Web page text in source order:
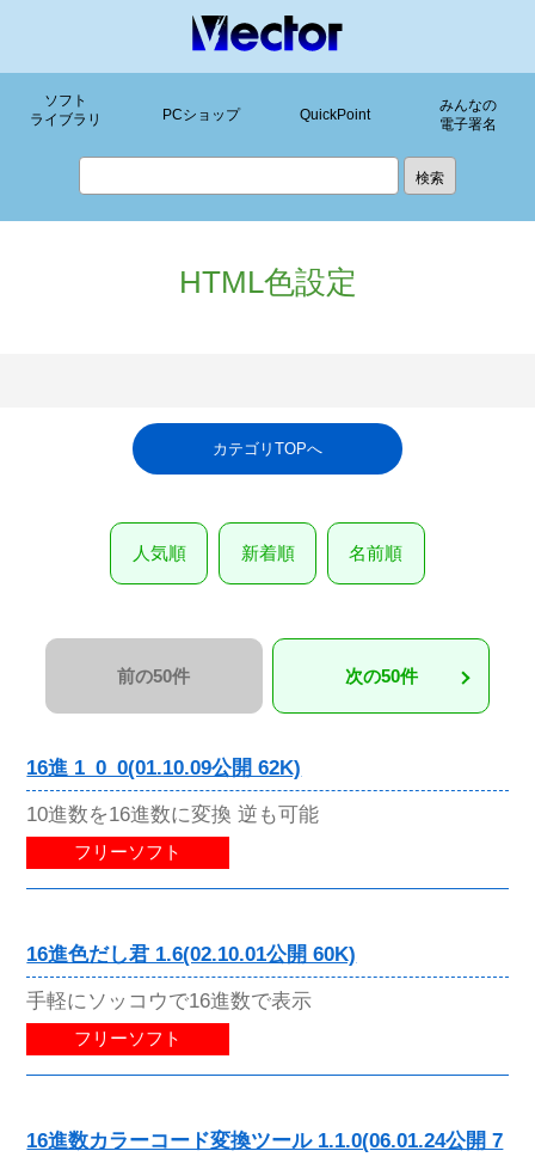
ソフト
ライブラリ
PCショップ QuickPoint
みんなの
電子署名
HTML色設定
カテゴリTOPへ
人気順 新着順 名前順
前の50件 次の50件
16進 1_0_0(01.10.09公開 62K)
10進数を16進数に変換 逆も可能
フリーソフト
16進色だし君 1.6(02.10.01公開 60K)
手軽にソッコウで16進数で表示
フリーソフト
16進数カラーコード変換ツール 1.1.0(06.01.24公開 7